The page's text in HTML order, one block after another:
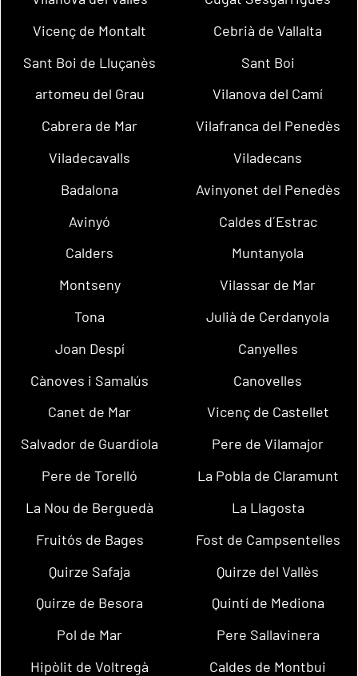
Vicenç de Montalt
Cebrià de Vallalta
Sant Boi de Lluçanès
Sant Boi
artomeu del Grau
Vilanova del Camí
Cabrera de Mar
Vilafranca del Penedès
Viladecavalls
Viladecans
Badalona
Avinyonet del Penedès
Avinyó
Caldes d´Estrac
Calders
Muntanyola
Montseny
Vilassar de Mar
Tona
Julià de Cerdanyola
Joan Despí
Canyelles
Cànoves i Samalús
Canovelles
Canet de Mar
Vicenç de Castellet
Salvador de Guardiola
Pere de Vilamajor
Pere de Torelló
La Pobla de Claramunt
La Nou de Berguedà
La Llagosta
Fruitós de Bages
Fost de Campsentelles
Quirze Safaja
Quirze del Vallès
Quirze de Besora
Quintí de Mediona
Pol de Mar
Pere Sallavinera
Hipòlit de Voltregà
Caldes de Montbui